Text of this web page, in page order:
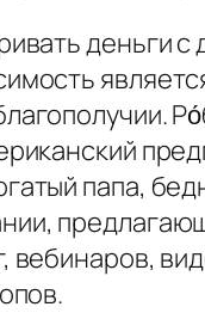
деньги
папа,